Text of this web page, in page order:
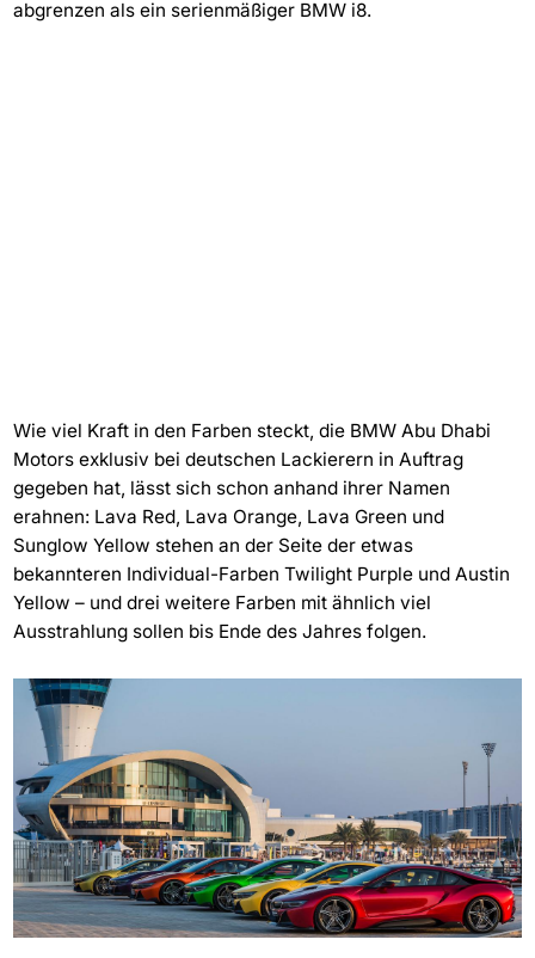
abgrenzen als ein serienmäßiger BMW i8.
Wie viel Kraft in den Farben steckt, die BMW Abu Dhabi
Motors exklusiv bei deutschen Lackierern in Auftrag
gegeben hat, lässt sich schon anhand ihrer Namen
erahnen: Lava Red, Lava Orange, Lava Green und
Sunglow Yellow stehen an der Seite der etwas
bekannteren Individual-Farben Twilight Purple und Austin
Yellow – und drei weitere Farben mit ähnlich viel
Ausstrahlung sollen bis Ende des Jahres folgen.